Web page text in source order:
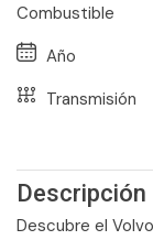
Combustible
Año
Transmisión
Descripción
Descubre el